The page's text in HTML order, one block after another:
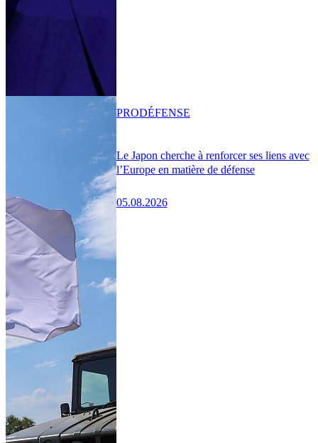
Le Japon cherche à renforcer ses liens avec
l’Europe en matière de défense
05.08.2026
PRODÉFENSE